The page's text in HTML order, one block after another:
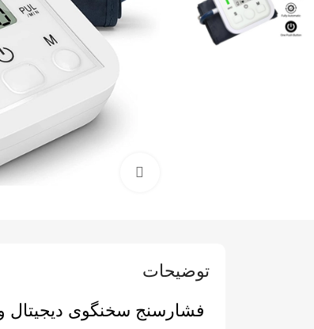
برای بزرگنمایی کلیک کنید
توضیحات
فشارسنج سخنگوی دیجیتال